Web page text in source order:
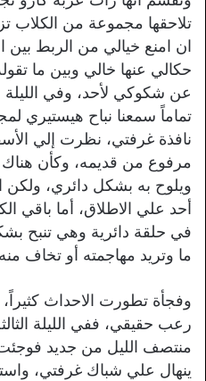
ان امنع خيالي من الربط بين
حكالي عنها خالي وبين ما
عن شكوكي لأحد، وفي الليلة
تماماً سمعنا نباح هيستيري
نافذة غرفتي، نظرت إلي
مرفوع من قديمه، وكأن
ويلوح به بشكل دائري، ولكن
أحد علي الاطلاق، أما باقي
في حلقة دائرية وهي تنبح
ما وتريد مهاجمته أو تخاف
وفجأة تطورت الاحداث
رعب حقيقي، ففي الليلة
منتصف الليل من جديد
ينهال علي شباك غرفتي،